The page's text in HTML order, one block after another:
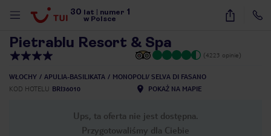
30 lat numer 1
w Polsce
18
Pietrablu Resort & Spa
(4223 opinie)
WŁOCHY APULIA-BASILIKATA
MONOPOLI/ SELVA DI FASANO
KOD HOTELU BRI36010 POKAŻ NA MAPIE
Ups, ta oferta nie jest dostępna.
Przygotowaliśmy dla Ciebie